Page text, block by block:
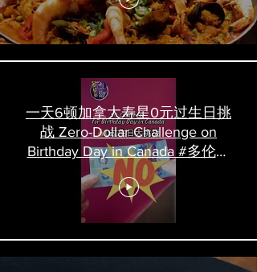
一天6顿加拿大寿星0元过生日挑
战 Zero-Dollar Challenge on
Birthday Day in Canada #多伦多
吃喝玩乐 #多伦多美食
#torontofood